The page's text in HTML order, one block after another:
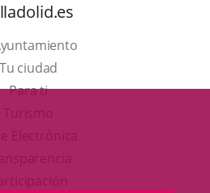
Tu ciudad
Para ti